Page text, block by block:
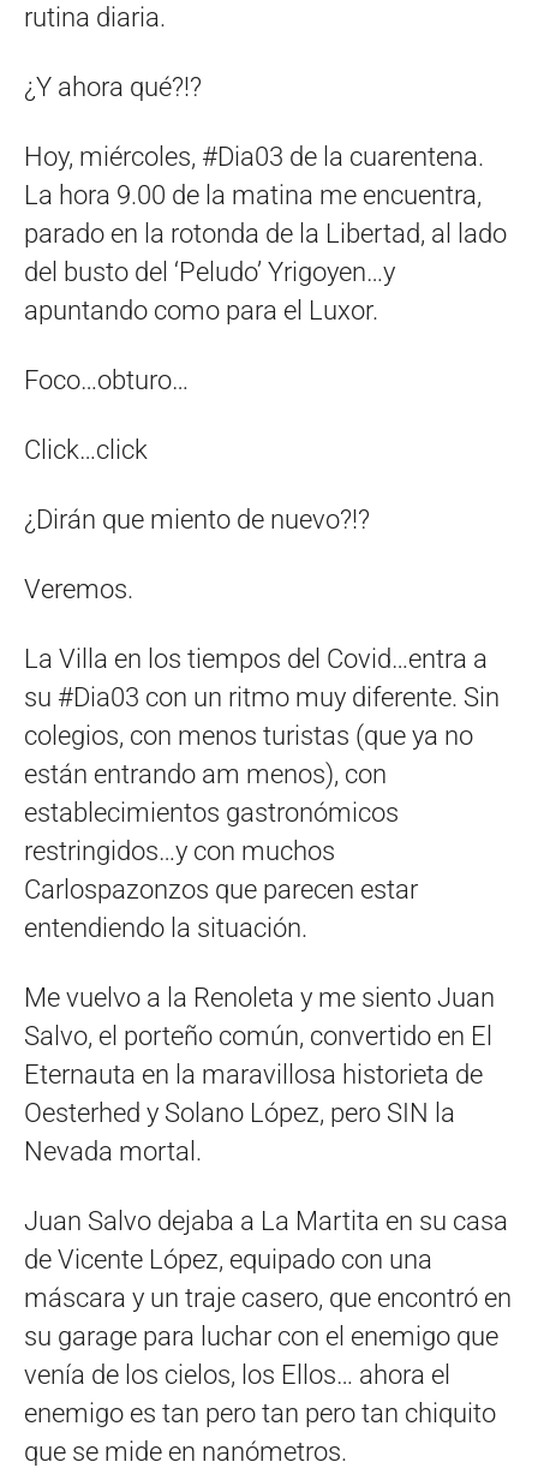
rutina diaria.
¿Y ahora qué?!?
Hoy, miércoles, #Dia03 de la cuarentena.
La hora 9.00 de la matina me encuentra,
parado en la rotonda de la Libertad, al lado
del busto del ‘Peludo’ Yrigoyen…y
apuntando como para el Luxor.
Foco…obturo…
Click…click
¿Dirán que miento de nuevo?!?
Veremos.
La Villa en los tiempos del Covid…entra a
su #Dia03 con un ritmo muy diferente. Sin
colegios, con menos turistas (que ya no
están entrando am menos), con
establecimientos gastronómicos
restringidos…y con muchos
Carlospazonzos que parecen estar
entendiendo la situación.
Me vuelvo a la Renoleta y me siento Juan
Salvo, el porteño común, convertido en El
Eternauta en la maravillosa historieta de
Oesterhed y Solano López, pero SIN la
Nevada mortal.
Juan Salvo dejaba a La Martita en su casa
de Vicente López, equipado con una
máscara y un traje casero, que encontró en
su garage para luchar con el enemigo que
venía de los cielos, los Ellos… ahora el
enemigo es tan pero tan pero tan chiquito
que se mide en nanómetros.